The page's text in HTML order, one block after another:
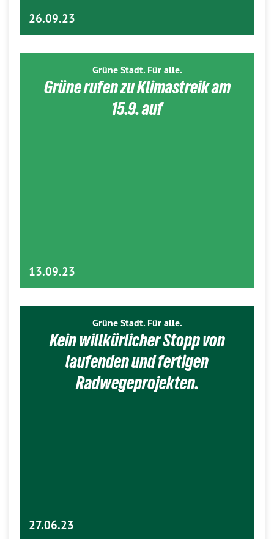
26.09.23
Grüne Stadt. Für alle.
Grüne rufen zu Klimastreik am
15.9. auf
13.09.23
Grüne Stadt. Für alle.
Kein willkürlicher Stopp von
laufenden und fertigen
Radwegeprojekten.
27.06.23